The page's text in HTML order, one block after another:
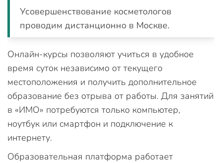
Усовершенствование косметологов
проводим дистанционно в Москве.
Онлайн-курсы позволяют учиться в удобное
время суток независимо от текущего
местоположения и получить дополнительное
образование без отрыва от работы. Для занятий
в «ИМО» потребуются только компьютер,
ноутбук или смартфон и подключение к
интернету.
Образовательная платформа работает